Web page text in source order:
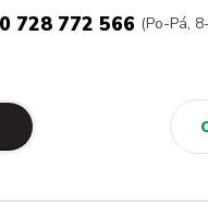
728 772 566 (Po-Pá,